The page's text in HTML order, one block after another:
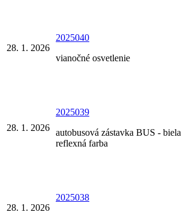
28. 1. 2026
2025040
vianočné osvetlenie
28. 1. 2026
2025039
autobusová zástavka BUS - biela
reflexná farba
28. 1. 2026
2025038